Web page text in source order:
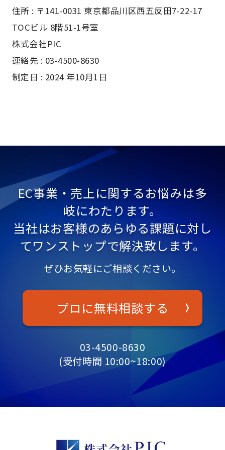
住所 : 〒141-0031 東京都品川区西五反田7-22-17
TOCビル 8階51-1号室
株式会社PIC
連絡先 : 03-4500-8630
制定日 : 2024 年10月1日
EC事業・売上に関するお悩みは多
岐にわたります。
当社はお客様のあらゆる課題に対し
てワンストップで解決致します。
ぜひお気軽にご相談ください。
プロに無料相談する
03-4500-8630
(受付時間 10:00~18:00)